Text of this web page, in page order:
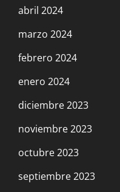
abril 2024
marzo 2024
febrero 2024
enero 2024
diciembre 2023
noviembre 2023
octubre 2023
septiembre 2023